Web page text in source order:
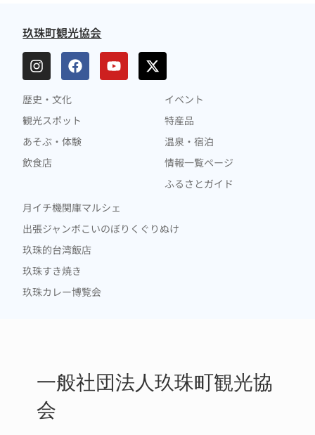
玖珠町観光協会
歴史・文化
観光スポット
あそぶ・体験
飲食店
イベント
特産品
温泉・宿泊
情報一覧ページ
ふるさとガイド
月イチ機関庫マルシェ
出張ジャンボこいのぼりくぐりぬけ
玖珠的台湾飯店
玖珠すき焼き
玖珠カレー博覧会
一般社団法人玖珠町観光協
会